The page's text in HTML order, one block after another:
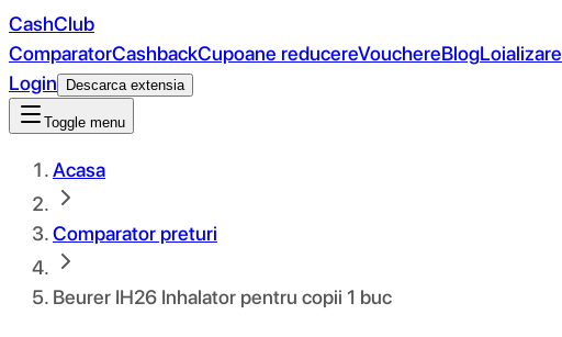
CashClub
ComparatorCashbackCupoane reducereVouchereBlogLoializare
Login
Descarca extensia
Toggle menu
Acasa
Comparator preturi
Beurer IH26 Inhalator pentru copii 1 buc